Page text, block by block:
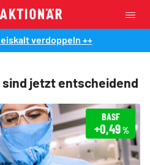
verdoppeln ++
sind jetzt entscheidend
BASF
+0,49%